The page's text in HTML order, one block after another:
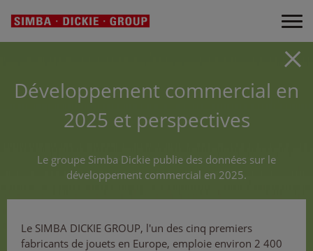
Développement commercial en
2025 et perspectives
Le groupe Simba Dickie publie des données sur le
développement commercial en 2025.
Le SIMBA DICKIE GROUP, l'un des cinq premiers
fabricants de jouets en Europe, emploie environ 2 400